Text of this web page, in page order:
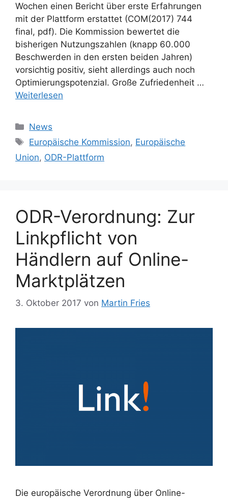
Wochen einen Bericht über erste Erfahrungen
mit der Plattform erstattet (COM(2017) 744
final, pdf). Die Kommission bewertet die
bisherigen Nutzungszahlen (knapp 60.000
Beschwerden in den ersten beiden Jahren)
vorsichtig positiv, sieht allerdings auch noch
Optimierungspotenzial. Große Zufriedenheit …
Weiterlesen
Kategorien
News
Schlagwörter
Europäische Kommission, Europäische
Union, ODR-Plattform
ODR-Verordnung: Zur
Linkpflicht von
Händlern auf Online-
Marktplätzen
3. Oktober 2017 von Martin Fries
Die europäische Verordnung über Online-